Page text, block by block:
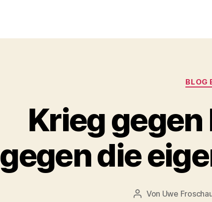
BLOG
Krieg
gegen die
Beitragsautor
Von Uwe